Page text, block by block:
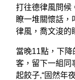
打往德律風問候
瞭一堆關懷話，
律風，喬文浚的
當晚11點，下
客，留下一組同
起餃子,“固然年